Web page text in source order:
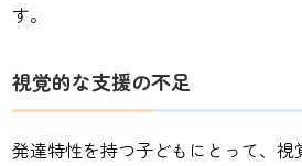
す。
視覚的な支援の不足
発達特性を持つ子どもにとって、